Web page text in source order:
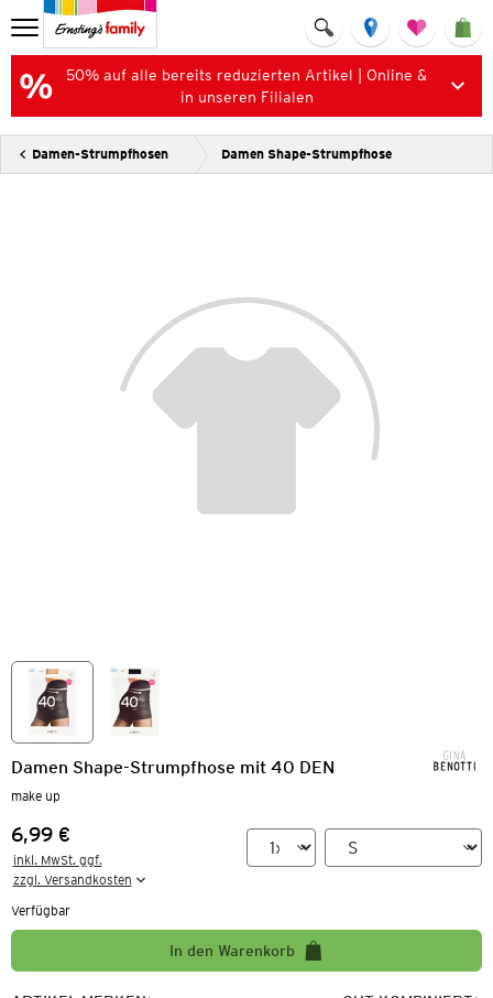
50% auf alle bereits reduzierten Artikel | Online &
in unseren Filialen
Damen-Strumpfhosen Damen Shape-Strumpfhose
Damen Shape-Strumpfhose mit 40 DEN
make up
Preis:
6,99 €
inkl. MwSt. ggf.
zzgl. Versandkosten
Verfügbar
In den Warenkorb